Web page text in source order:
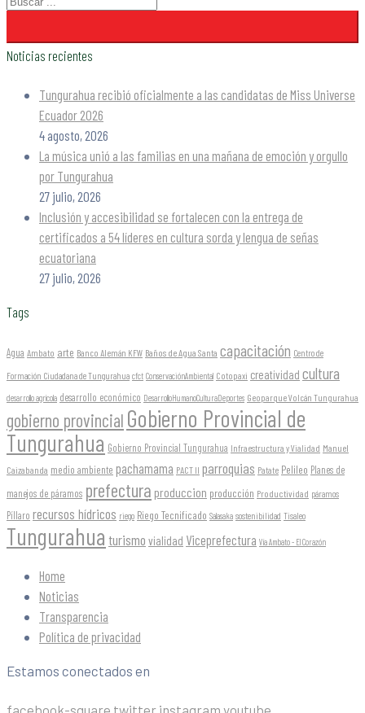
Noticias recientes
Tungurahua recibió oficialmente a las candidatas de Miss Universe
Ecuador 2026
4 agosto, 2026
La música unió a las familias en una mañana de emoción y orgullo
por Tungurahua
27 julio, 2026
Inclusión y accesibilidad se fortalecen con la entrega de
certificados a 54 líderes en cultura sorda y lengua de señas
ecuatoriana
27 julio, 2026
Tags
Agua Ambato arte Banco Alemán KFW Baños de Agua Santa capacitación Centro de
Formación Ciudadana de Tungurahua cfct ConservaciónAmbiental Cotopaxi creatividad cultura
desarrollo agrícola desarrollo económico DesarrolloHumanoCulturaDeportes Geoparque Volcán Tungurahua
gobierno provincial Gobierno Provincial de
Tungurahua Gobierno Provincial Tungurahua Infraestructura y Vialidad Manuel
Caizabanda medio ambiente pachamama PACT II parroquias Patate Pelileo Planes de
manejos de páramos prefectura produccion producción Productividad páramos
Píllaro recursos hídricos riego Riego Tecnificado Salasaka sostenibilidad Tisaleo
Tungurahua turismo vialidad Viceprefectura Vía Ambato - El Corazón
Home
Noticias
Transparencia
Política de privacidad
Estamos conectados en
facebook-square twitter instagram youtube